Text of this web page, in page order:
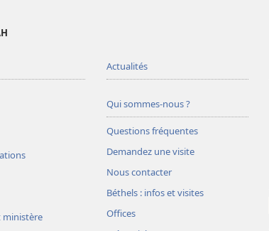
ministère
Actualités
Qui sommes-nous ?
Questions fréquentes
Demandez une visite
Nous contacter
Béthels : infos et visites
Offices